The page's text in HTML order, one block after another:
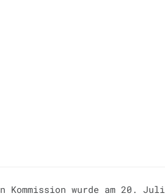
wurde am 20. Juli